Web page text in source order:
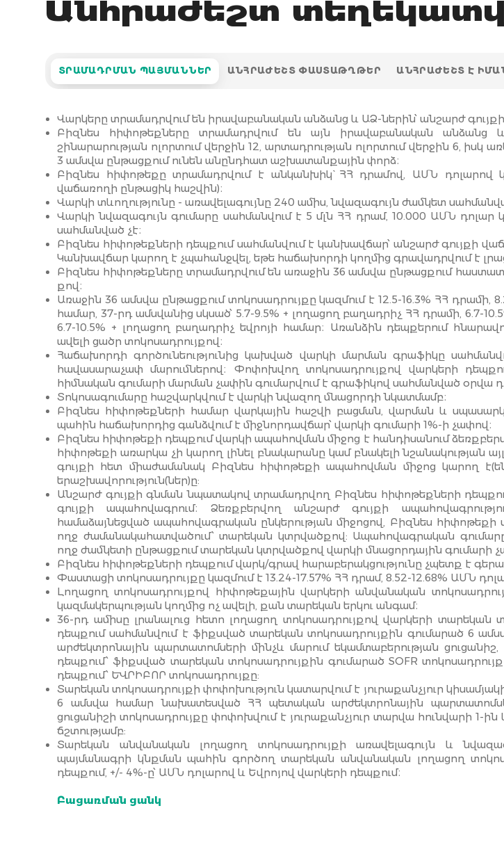
Անհրաժեշտ
ՏՐԱՄԱԴՐՄԱՆ ՊԱՅՄԱՆՆԵՐ ԱՆՀՐԱԺԵՇՏ ՓԱՍՏԱԹՂԹԵՐ ԱՆՀՐԱԺԵՇՏ Է
Վարկերը տրամադրվում են իրավաբանական անձանց և ԱՁ-ներին՝ անշարժ
Բիզնես հիփոթեքները տրամադրվում են այն իրավաբանական անձանց
շինարարության ոլորտում վերջին 12, արտադրության ոլորտում վերջին 6, իսկ
3 ամսվա ընթացքում ունեն անընդհատ աշխատանքային փորձ։
Բիզնես հիփոթեքը տրամադրվում է անկանխիկ` ՀՀ դրամով, ԱՄՆ դոլարով
վաճառողի ընթացիկ հաշվին)։
Վարկի տևողությունը - առավելագույնը 240 ամիս, նվազագույն ժամկետ
Վարկի նվազագույն գումարը սահմանվում է 5 մլն ՀՀ դրամ, 10.000 ԱՄՆ դոլար
սահմանված չէ։
Բիզնես հիփոթեքների դեպքում սահմանվում է կանխավճար՝ անշարժ գույքի
Կանխավճար կարող է չպահանջվել, եթե հաճախորդի կողմից գրավադրվում է
Բիզնես հիփոթեքները տրամադրվում են առաջին 36 ամսվա ընթացքում
քով։
Առաջին 36 ամսվա ընթացքում տոկոսադրույքը կազմում է 12.5-16.3% ՀՀ դրամի,
համար, 37-րդ ամսվանից սկսած՝ 5.7-9.5% + լողացող բաղադրիչ ՀՀ դրամի, 6.7-
6.7-10.5% + լողացող բաղադրիչ եվրոյի համար։ Առանձին դեպքերում
ավելի ցածր տոկոսադրույքով։
Հաճախորդի գործունեությունից կախված վարկի մարման գրաֆիկը
հավասարաչափ մարումներով։ Փոփոխվող տոկոսադրույքով վարկերի
հիմնական գումարի մարման չափին գումարվում է գրաֆիկով սահմանված օրվա
Տոկոսագումարը հաշվարկվում է վարկի նվազող մնացորդի նկատմամբ։
Բիզնես հիփոթեքների համար վարկային հաշվի բացման, վարման և
պահին հաճախորդից գանձվում է միջնորդավճար՝ վարկի գումարի 1%-ի չափով։
Բիզնես հիփոթեքի դեպքում վարկի ապահովման միջոց է հանդիսանում
հիփոթեքի առարկա չի կարող լինել բնակարանը կամ բնակելի նշանակության
գույքի հետ միաժամանակ Բիզնես հիփոթեքի ապահովման միջոց կարող
երաշխավորություն(ներ)ը:
Անշարժ գույքի գնման նպատակով տրամադրվող Բիզնես հիփոթեքների
գույքի ապահովագրում։ Ձեռքբերվող անշարժ գույքի
համաձայնեցված ապահովագրական ընկերության միջոցով, Բիզնես հիփոթեքի
ողջ ժամանակահատվածում՝ տարեկան կտրվածքով: Ապահովագրական
ողջ ժամկետի ընթացքում տարեկան կտրվածքով վարկի մնացորդային գումարի
Բիզնես հիփոթեքների դեպքում վարկ/գրավ հարաբերակցությունը չպետք է
Փաստացի տոկոսադրույքը կազմում է 13.24-17.57% ՀՀ դրամ, 8.52-12.68% ԱՄՆ
Լողացող տոկոսադրույքով հիփոթեքային վարկերի անվանական
կազմակերպության կողմից ոչ ավելի, քան տարեկան երկու անգամ։
36-րդ ամիսը լրանալուց հետո լողացող տոկոսադրույքով վարկերի տարեկան
դեպքում սահմանվում է ֆիքսված տարեկան տոկոսադրույքին գումարած 6
արժեկտրոնային պարտատոմսերի մինչև մարում եկամտաբերության
դեպքում՝ ֆիքսված տարեկան տոկոսադրույքին գումարած SOFR
դեպքում՝ ԵՎՐԻԲՈՐ տոկոսադրույքը:
Տարեկան տոկոսադրույքի փոփոխություն կատարվում է յուրաքանչյուր
6 ամսվա համար նախատեսված ՀՀ պետական արժեկտրոնային
ցուցանիշի տոկոսադրույքը փոփոխվում է յուրաքանչյուր տարվա հունվարի 1-ին
ճշտությամբ:
Տարեկան անվանական լողացող տոկոսադրույքի առավելագույն և
պայմանագրի կնքման պահին գործող տարեկան անվանական լողացող
դեպքում, +/- 4%-ը՝ ԱՄՆ դոլարով և Եվրոյով վարկերի դեպքում։
Բացառման ցանկ